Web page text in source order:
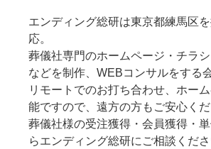
エンディング総研は東京都練馬区
応。
葬儀社専門のホームページ・チラ
などを制作、WEBコンサルをする
リモートでのお打ち合わせ、ホー
能ですので、遠方の方もご安心くだ
葬儀社様の受注獲得・会員獲得・
らエンディング総研にご相談くださ